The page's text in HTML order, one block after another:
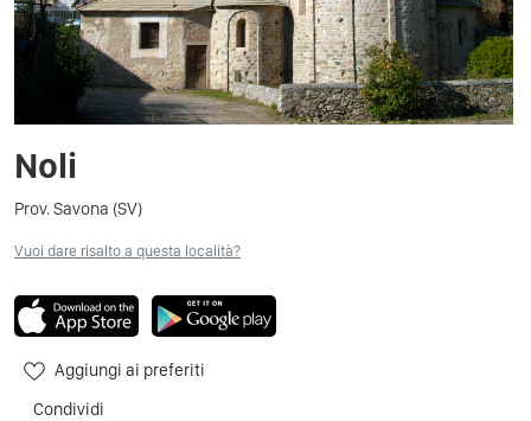
Noli
Prov. Savona (SV)
Vuoi dare risalto a questa località?
Aggiungi ai preferiti
Condividi